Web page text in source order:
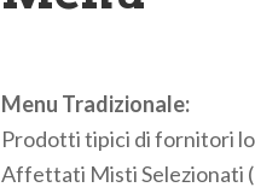
Menu Tradizionale:
Prodotti tipici di fornitori
Affettati Misti Selezionati